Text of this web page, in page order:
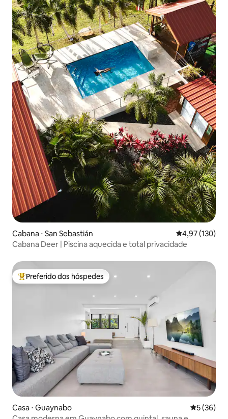
Cabana ⋅ San Sebastián 4,97 de uma
4,97 (130)
Cabana Deer | Piscina aquecida e total privacidade
Entre os melhores preferidos dos hóspedes
Preferido dos hóspedes
Casa ⋅ Guaynabo 5 de uma
5 (36)